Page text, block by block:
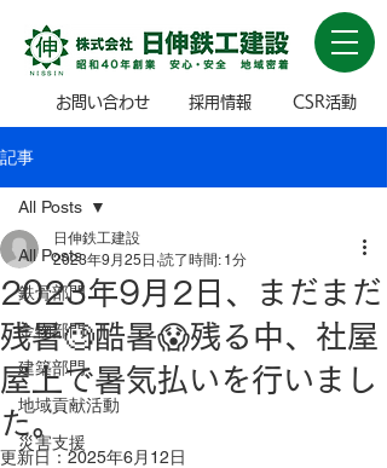
お問い合わせ 採用情報 CSR活動
記事
All Posts
鉄骨部門
金物部門
建築部門
地域貢献活動
災害支援
All Posts
2023年9月2日、まだまだ
残暑🧐酷暑😱残る中、社屋
屋上で暑気払いを行いまし
た。
日伸鉄工建設
2023年9月25日 読了時間: 1分
更新日：2025年6月12日